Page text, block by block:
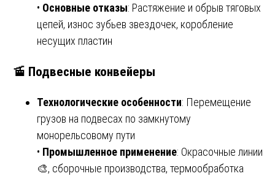
• Основные отказы: Растяжение и обрыв тяговых
цепей, износ зубьев звездочек, коробление
несущих пластин
🚡 Подвесные конвейеры
Технологические особенности: Перемещение
грузов на подвесах по замкнутому
монорельсовому пути
• Промышленное применение: Окрасочные линии
🎨, сборочные производства, термообработка